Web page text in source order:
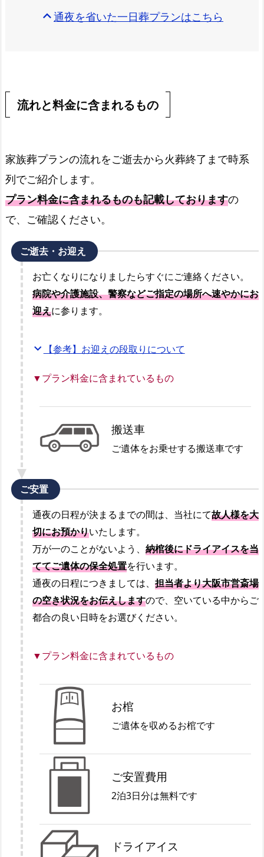
expand_less通夜を省いた一日葬プランはこちら
流れと料金に含まれるもの
家族葬プランの流れをご逝去から火葬終了まで時系
列でご紹介します。
プラン料金に含まれるものも記載しておりますの
で、ご確認ください。
ご逝去・お迎え
お亡くなりになりましたらすぐにご連絡ください。
病院や介護施設、警察などご指定の場所へ速やかにお
迎えに参ります。
expand_more 【参考】お迎えの段取りについて
▼プラン料金に含まれているもの
搬送車
ご遺体をお乗せする搬送車です
ご安置
通夜の日程が決まるまでの間は、当社にて故人様を大
切にお預かりいたします。
万が一のことがないよう、 納棺後にドライアイスを当
ててご遺体の保全処置を行います。
通夜の日程につきましては、 担当者より大阪市営斎場
の空き状況をお伝えしますので、空いている中からご
都合の良い日時をお選びください。
▼プラン料金に含まれているもの
お棺
ご遺体を収めるお棺です
ご安置費用
2泊3日分は無料です
ドライアイス